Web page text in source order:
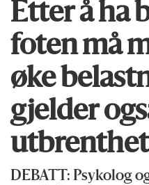
Etter å ha
foten må
øke
gjelder
utbrenthet
DEBATT: Psykolog